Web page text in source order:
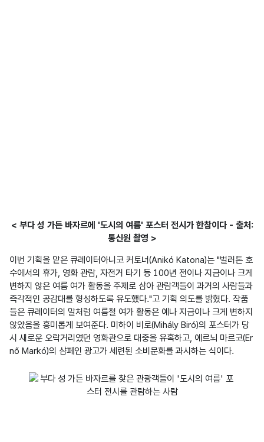
< 부다 성 가든 바자르에 '도시의 여름' 포스터 전시가 한참이다 - 출처:
통신원 촬영 >
이번 기획을 맡은 큐레이터아니코 커토너(Anikó Katona)는 "벌러톤 호
수에서의 휴가, 영화 관람, 자전거 타기 등 100년 전이나 지금이나 크게
변하지 않은 여름 여가 활동을 주제로 삼아 관람객들이 과거의 사람들과
즉각적인 공감대를 형성하도록 유도했다."고 기획 의도를 밝혔다. 작품
들은 큐레이터의 말처럼 여름철 여가 활동은 예나 지금이나 크게 변하지
않았음을 흥미롭게 보여준다. 미하이 비로(Mihály Biró)의 포스터가 당
시 새로운 오락거리였던 영화관으로 대중을 유혹하고, 에르뇌 마르코(Er